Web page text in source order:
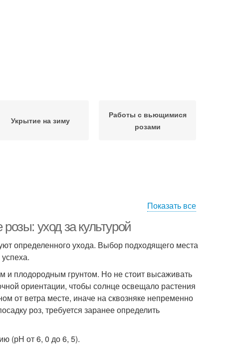
Укрытие на зиму
Работы с вьющимися
розами
Показать все
уход за культурой
определенного ухода. Выбор подходящего места
и плодородным грунтом. Но не стоит высаживать
ориентации, чтобы солнце освещало растения
от ветра месте, иначе на сквозняке непременно
роз, требуется заранее определить
(рН от 6, 0 до 6, 5).